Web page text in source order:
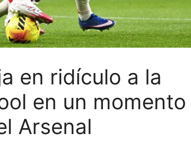
en ridículo a la
en un momento
Arsenal